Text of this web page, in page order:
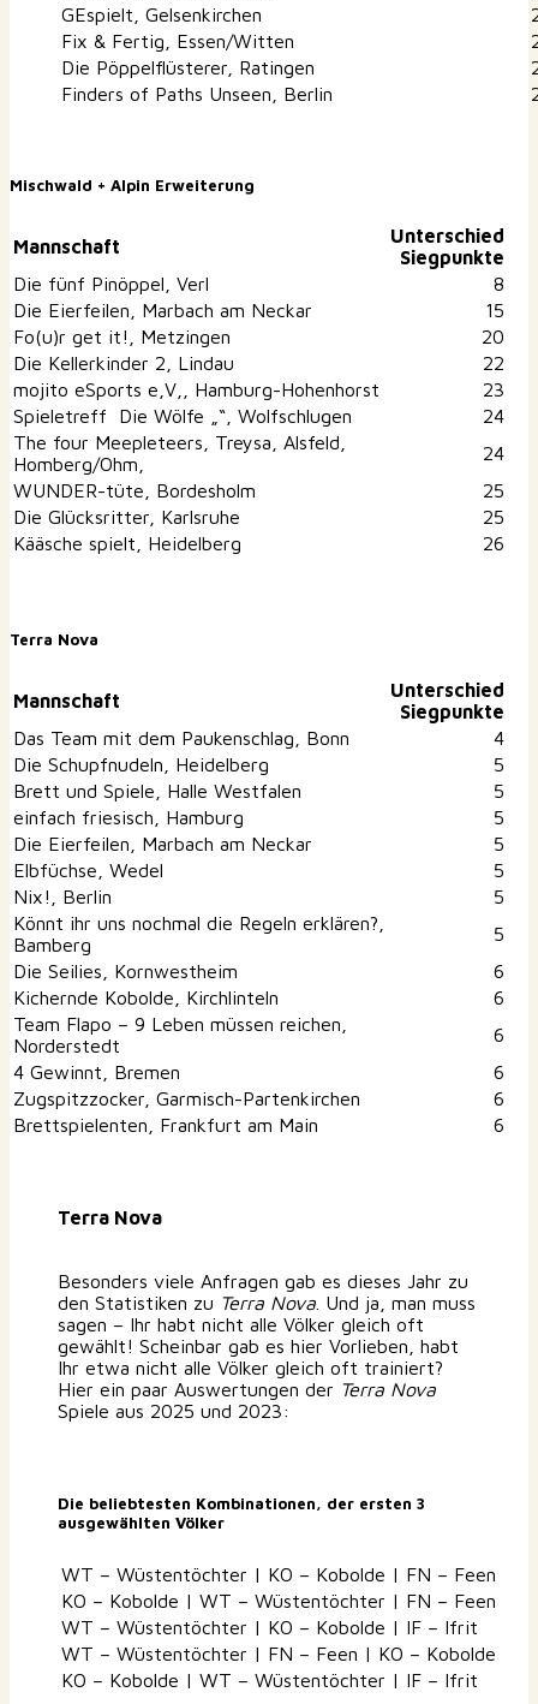
GEspielt, Gelsenkirchen
Fix & Fertig, Essen/Witten
Die Pöppelflüsterer, Ratingen
Finders of Paths Unseen, Berlin
Mischwald + Alpin Erweiterung
Mannschaft
Unterschied
Siegpunkte
Die fünf Pinöppel, Verl
8
Die Eierfeilen, Marbach am Neckar
15
Fo(u)r get it!, Metzingen
20
Die Kellerkinder 2, Lindau
22
mojito eSports e,V,, Hamburg-Hohenhorst
23
Spieletreff Die Wölfe „“, Wolfschlugen
24
The four Meepleteers, Treysa, Alsfeld,
Homberg/Ohm,
24
WUNDER-tüte, Bordesholm
25
Die Glücksritter, Karlsruhe
25
Kääsche spielt, Heidelberg
26
Terra Nova
Mannschaft
Unterschied
Siegpunkte
Das Team mit dem Paukenschlag, Bonn
4
Die Schupfnudeln, Heidelberg
5
Brett und Spiele, Halle Westfalen
5
einfach friesisch, Hamburg
5
Die Eierfeilen, Marbach am Neckar
5
Elbfüchse, Wedel
5
Nix!, Berlin
5
Könnt ihr uns nochmal die Regeln erklären?,
Bamberg
5
Die Seilies, Kornwestheim
6
Kichernde Kobolde, Kirchlinteln
6
Team Flapo – 9 Leben müssen reichen,
Norderstedt
6
4 Gewinnt, Bremen
6
Zugspitzzocker, Garmisch-Partenkirchen
6
Brettspielenten, Frankfurt am Main
6
Terra Nova
Besonders viele Anfragen gab es dieses Jahr zu
den Statistiken zu Terra Nova . Und ja, man muss
sagen – Ihr habt nicht alle Völker gleich oft
gewählt! Scheinbar gab es hier Vorlieben, habt
Ihr etwa nicht alle Völker gleich oft trainiert?
Hier ein paar Auswertungen der Terra Nova
Spiele aus 2025 und 2023:
Die beliebtesten Kombinationen, der ersten 3
ausgewählten Völker
WT – Wüstentöchter | KO – Kobolde | FN – Feen
KO – Kobolde | WT – Wüstentöchter | FN – Feen
WT – Wüstentöchter | KO – Kobolde | IF – Ifrit
WT – Wüstentöchter | FN – Feen | KO – Kobolde
KO – Kobolde | WT – Wüstentöchter | IF – Ifrit